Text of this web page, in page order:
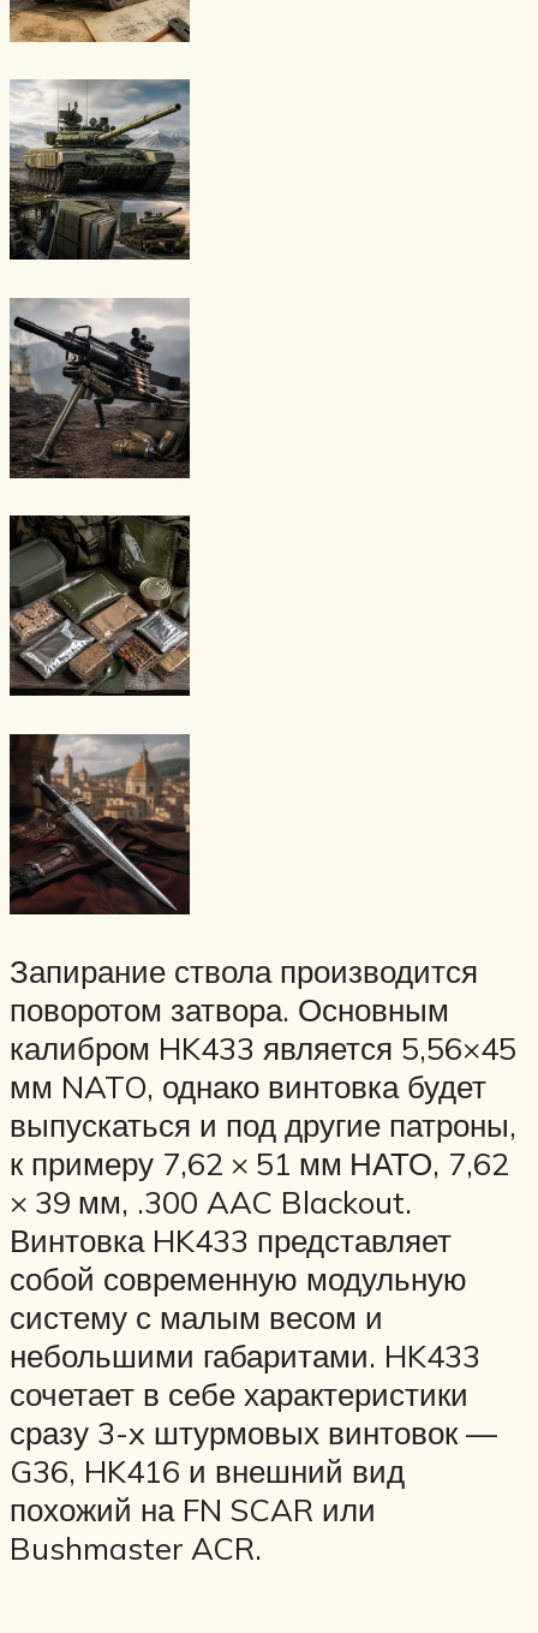
Запирание ствола производится
поворотом затвора. Основным
калибром HK433 является 5,56×45
мм NATO, однако винтовка будет
выпускаться и под другие патроны,
к примеру 7,62 × 51 мм НАТО, 7,62
× 39 мм, .300 AAC Blackout.
Винтовка HK433 представляет
собой современную модульную
систему с малым весом и
небольшими габаритами. HK433
сочетает в себе характеристики
сразу 3-x штурмовых винтовок —
G36, HK416 и внешний вид
похожий на FN SCAR или
Bushmaster ACR.